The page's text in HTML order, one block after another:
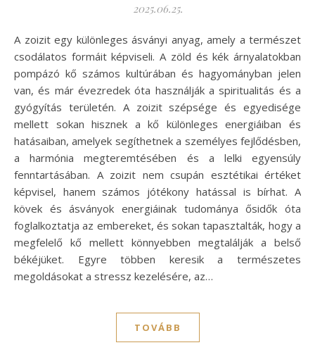
2025.06.25.
A zoizit egy különleges ásványi anyag, amely a természet
csodálatos formáit képviseli. A zöld és kék árnyalatokban
pompázó kő számos kultúrában és hagyományban jelen
van, és már évezredek óta használják a spiritualitás és a
gyógyítás területén. A zoizit szépsége és egyedisége
mellett sokan hisznek a kő különleges energiáiban és
hatásaiban, amelyek segíthetnek a személyes fejlődésben,
a harmónia megteremtésében és a lelki egyensúly
fenntartásában. A zoizit nem csupán esztétikai értéket
képvisel, hanem számos jótékony hatással is bírhat. A
kövek és ásványok energiáinak tudománya ősidők óta
foglalkoztatja az embereket, és sokan tapasztalták, hogy a
megfelelő kő mellett könnyebben megtalálják a belső
békéjüket. Egyre többen keresik a természetes
megoldásokat a stressz kezelésére, az…
TOVÁBB